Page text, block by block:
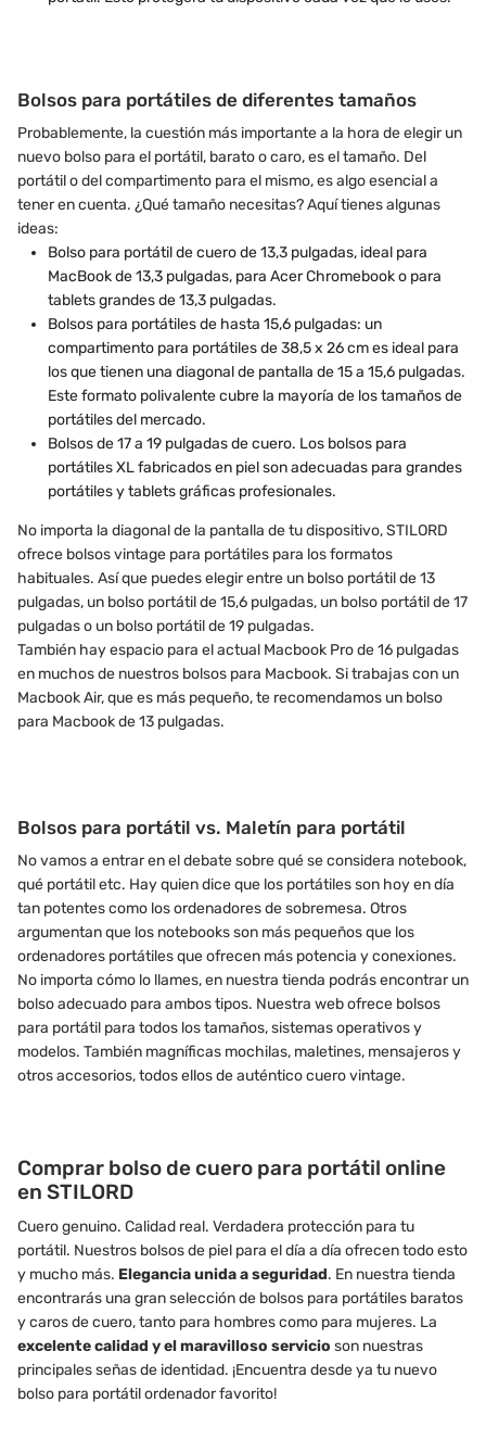
Bolsos para portátiles de diferentes tamaños
Probablemente, la cuestión más importante a la hora de elegir un
nuevo bolso para el portátil, barato o caro, es el tamaño. Del
portátil o del compartimento para el mismo, es algo esencial a
tener en cuenta. ¿Qué tamaño necesitas? Aquí tienes algunas
ideas:
Bolso para portátil de cuero de 13,3 pulgadas, ideal para
MacBook de 13,3 pulgadas, para Acer Chromebook o para
tablets grandes de 13,3 pulgadas.
Bolsos para portátiles de hasta 15,6 pulgadas: un
compartimento para portátiles de 38,5 x 26 cm es ideal para
los que tienen una diagonal de pantalla de 15 a 15,6 pulgadas.
Este formato polivalente cubre la mayoría de los tamaños de
portátiles del mercado.
Bolsos de 17 a 19 pulgadas de cuero. Los bolsos para
portátiles XL fabricados en piel son adecuadas para grandes
portátiles y tablets gráficas profesionales.
No importa la diagonal de la pantalla de tu dispositivo, STILORD
ofrece bolsos vintage para portátiles para los formatos
habituales. Así que puedes elegir entre un bolso portátil de 13
pulgadas, un bolso portátil de 15,6 pulgadas, un bolso portátil de 17
pulgadas o un bolso portátil de 19 pulgadas.
También hay espacio para el actual Macbook Pro de 16 pulgadas
en muchos de nuestros bolsos para Macbook. Si trabajas con un
Macbook Air, que es más pequeño, te recomendamos un bolso
para Macbook de 13 pulgadas.
Bolsos para portátil vs. Maletín para portátil
No vamos a entrar en el debate sobre qué se considera notebook,
qué portátil etc. Hay quien dice que los portátiles son hoy en día
tan potentes como los ordenadores de sobremesa. Otros
argumentan que los notebooks son más pequeños que los
ordenadores portátiles que ofrecen más potencia y conexiones.
No importa cómo lo llames, en nuestra tienda podrás encontrar un
bolso adecuado para ambos tipos. Nuestra web ofrece bolsos
para portátil para todos los tamaños, sistemas operativos y
modelos. También magníficas mochilas, maletines, mensajeros y
otros accesorios, todos ellos de auténtico cuero vintage.
Comprar bolso de cuero para portátil online
en STILORD
Cuero genuino. Calidad real. Verdadera protección para tu
portátil. Nuestros bolsos de piel para el día a día ofrecen todo esto
y mucho más. Elegancia unida a seguridad. En nuestra tienda
encontrarás una gran selección de bolsos para portátiles baratos
y caros de cuero, tanto para hombres como para mujeres. La
excelente calidad y el maravilloso servicio son nuestras
principales señas de identidad. ¡Encuentra desde ya tu nuevo
bolso para portátil ordenador favorito!